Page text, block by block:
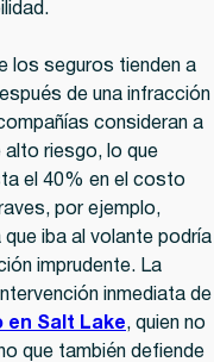
los seguros tienden a
de una infracción
consideran a
riesgo, lo que
el 40% en el costo
por ejemplo,
iba al volante podría
imprudente. La
inmediata de
en Salt Lake, quien no
que también defiende